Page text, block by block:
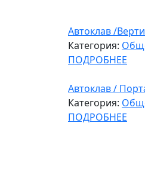
Автоклав /
Категория:
ПОДРОБНЕЕ
Автоклав /
Категория:
ПОДРОБНЕЕ